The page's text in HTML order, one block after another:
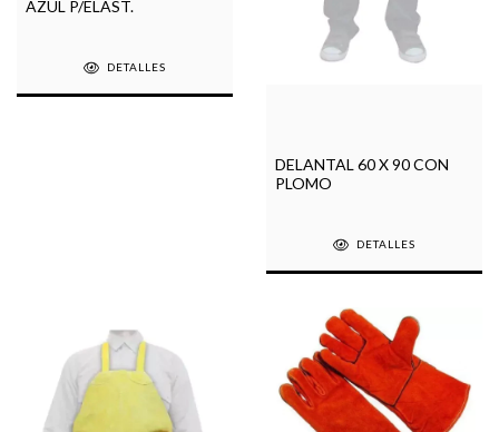
AZUL P/ELAST.
DETALLES
DELANTAL 60 X 90 CON
PLOMO
DETALLES